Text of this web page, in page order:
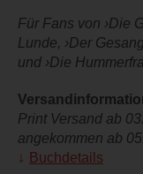
Für Fans von ›Die
Lunde, ›Der
und ›Die
Print Versand ab
angekommen ab
Buchdetails